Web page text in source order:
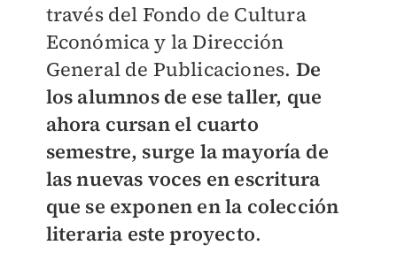
través del Fondo de Cultura
Económica y la Dirección
General de Publicaciones. De
los alumnos de ese taller, que
ahora cursan el cuarto
semestre, surge la mayoría de
las nuevas voces en escritura
que se exponen en la colección
literaria este proyecto.